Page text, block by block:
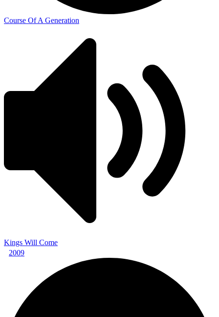
Course Of A Generation
Kings Will Come
2009